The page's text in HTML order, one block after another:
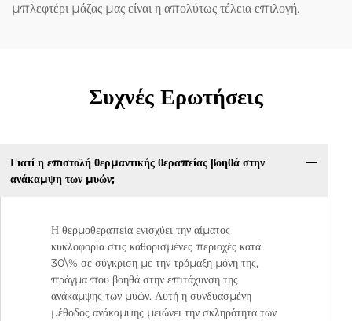
μπλεφτέρι μάζας μας είναι η απολύτως τέλεια επιλογή.
Συχνές Ερωτήσεις
Γιατί η επιστολή θερμαντικής θεραπείας βοηθά στην
ανάκαμψη των μυών;
Η θερμοθεραπεία ενισχύει την αίματος
κυκλοφορία στις καθορισμένες περιοχές κατά
30\% σε σύγκριση με την τρόμαξη μόνη της,
πράγμα που βοηθά στην επιτάχυνση της
ανάκαμψης των μυών. Αυτή η συνδυασμένη
μέθοδος ανάκαμψης μειώνει την σκληρότητα των